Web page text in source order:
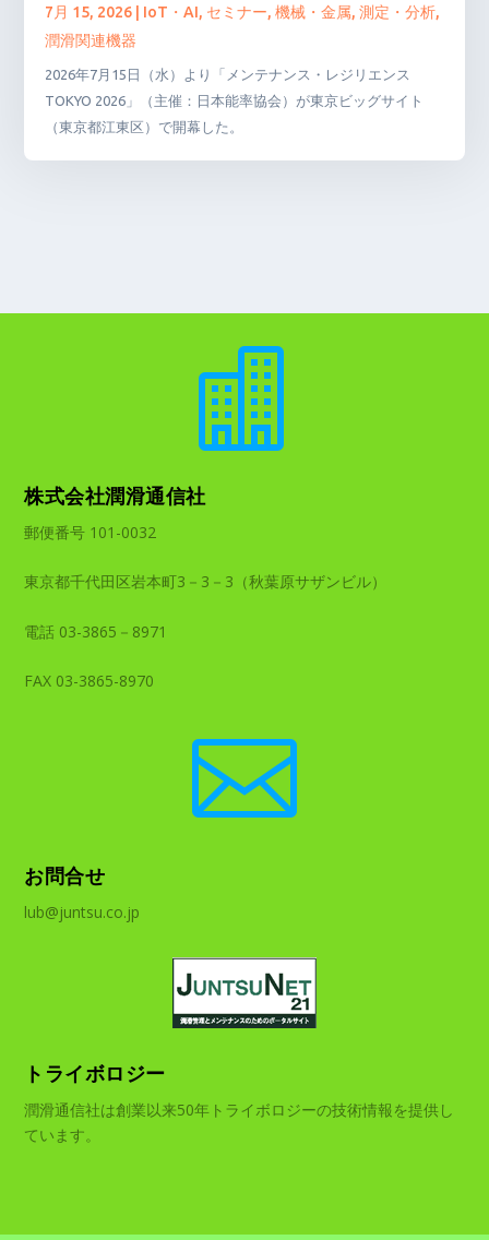
7月 15, 2026 IoT・AI, セミナー,機械・金属,測定・分析,
潤滑関連機器
2026年7月15日（水）より「メンテナンス・レジリエンス
TOKYO 2026」（主催：日本能率協会）が東京ビッグサイト
（東京都江東区）で開幕した。

株式会社潤滑通信社
郵便番号 101-0032
東京都千代田区岩本町3－3－3（秋葉原サザンビル）
電話 03-3865－8971
FAX 03-3865-8970

お問合せ
lub@juntsu.co.jp
トライボロジー
潤滑通信社は創業以来50年トライボロジーの技術情報を提供し
ています。